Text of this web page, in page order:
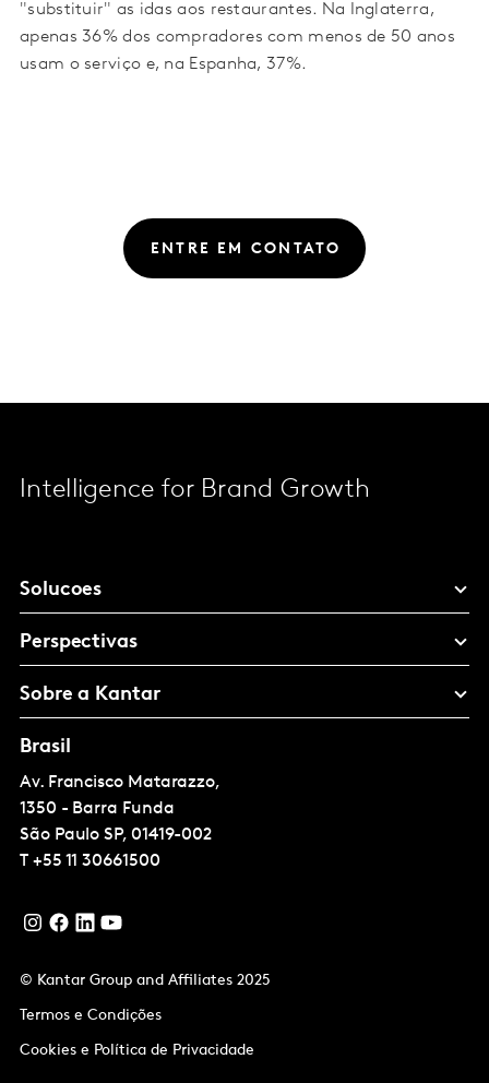
"substituir" as idas aos restaurantes. Na Inglaterra,
apenas 36% dos compradores com menos de 50 anos
usam o serviço e, na Espanha, 37%.
ENTRE EM CONTATO
Intelligence for Brand Growth
Solucoes
Perspectivas
Sobre a Kantar
Brasil
Av. Francisco Matarazzo,
1350 - Barra Funda
São Paulo SP, 01419-002
T +55 11 30661500
© Kantar Group and Affiliates 2025
Termos e Condições
Cookies e Política de Privacidade